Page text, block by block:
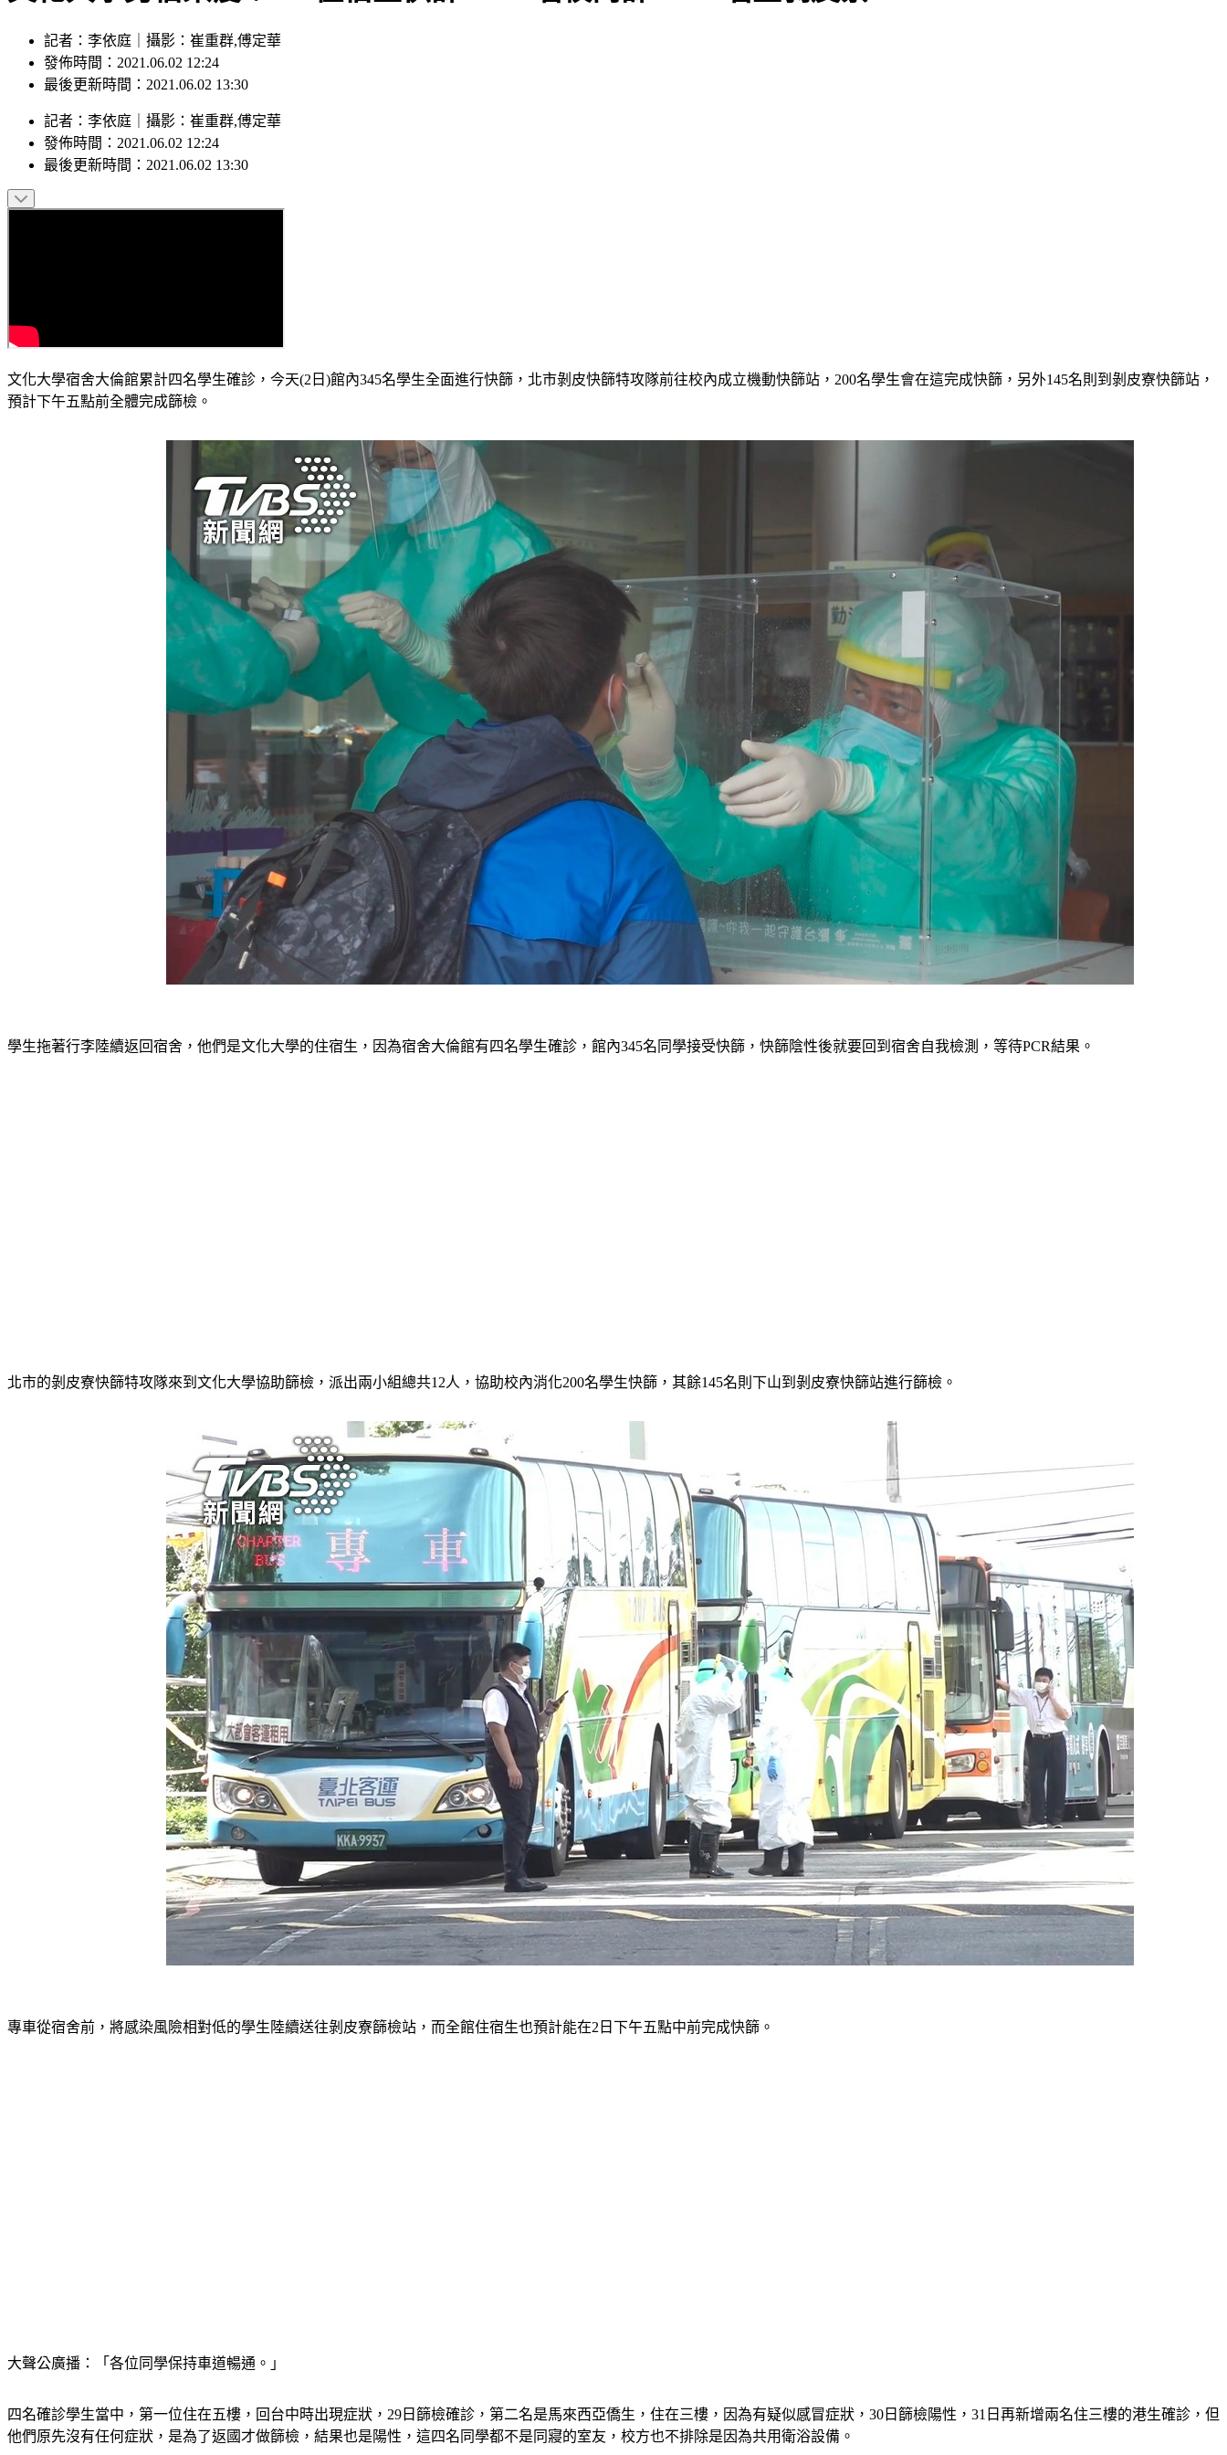
記者：李依庭｜攝影：崔重群,傅定華
發佈時間：2021.06.02 12:24
最後更新時間：2021.06.02 13:30
記者 ： 李依庭 攝影 ： 崔重群,傅定華
發佈時間： 2021.06.02 12:24
最後更新時間： 2021.06.02 13:30
文化大學宿舍大倫館累計四名學生確診，今天(2日)館內345名學生全面進行快篩，北市剝皮快篩特攻隊前往校內成立機動快篩站，200名學生會在這完成快篩，另外145名則到剝皮寮快篩站，
預計下午五點前全體完成篩檢。
學生拖著行李陸續返回宿舍，他們是文化大學的住宿生，因為宿舍大倫館有四名學生確診，館內345名同學接受快篩，快篩陰性後就要回到宿舍自我檢測，等待PCR結果。
北市的剝皮寮快篩特攻隊來到文化大學協助篩檢，派出兩小組總共12人，協助校內消化200名學生快篩，其餘145名則下山到剝皮寮快篩站進行篩檢。
專車從宿舍前，將感染風險相對低的學生陸續送往剝皮寮篩檢站，而全館住宿生也預計能在2日下午五點中前完成快篩。
大聲公廣播：「各位同學保持車道暢通。」
四名確診學生當中，第一位住在五樓，回台中時出現症狀，29日篩檢確診，第二名是馬來西亞僑生，住在三樓，因為有疑似感冒症狀，30日篩檢陽性，31日再新增兩名住三樓的港生確診，但
他們原先沒有任何症狀，是為了返國才做篩檢，結果也是陽性，這四名同學都不是同寢的室友，校方也不排除是因為共用衛浴設備。